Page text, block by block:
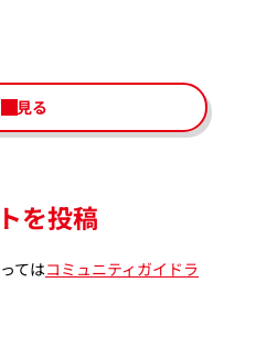
見る
を投稿
てはコミュニティガイドラ